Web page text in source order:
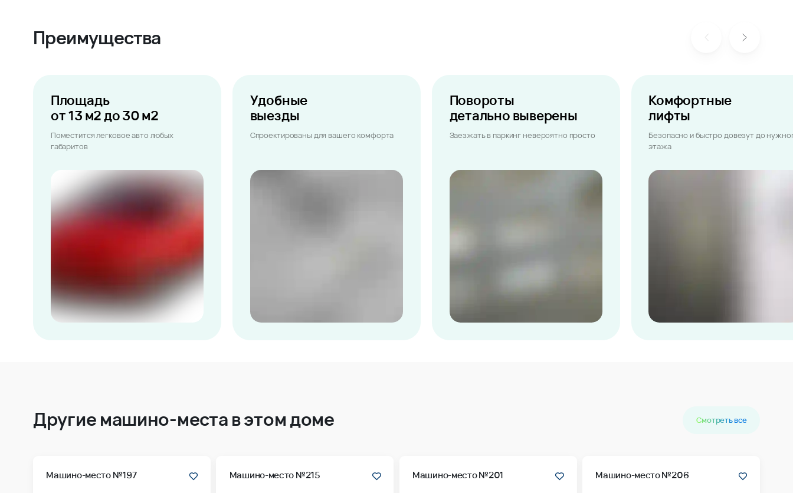
Преимущества
Площадь
от 13 м2 до 30 м2
Поместится легковое авто любых
габаритов
Удобные
выезды
Спроектированы для вашего комфорта
Повороты
детально выверены
Заезжать в паркинг невероятно просто
Комфортные
лифты
Безопасно и быстро довезут до
этажа
Другие машино-места в этом доме Смотреть все
Машино-место №197 Машино-место №215 Машино-место №201 Машино-место №206